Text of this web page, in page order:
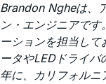
Brandon Ngheは、
ン・エンジニアで
ーションを担当し
ータやLEDドライ
年に、カリフォル